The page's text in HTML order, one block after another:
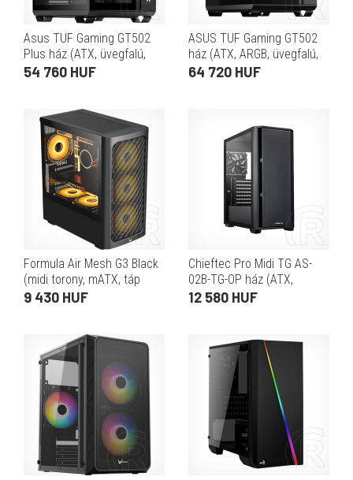
Asus TUF Gaming GT502
Plus ház (ATX, üvegfalú,
fekete)
54 760 HUF
ASUS TUF Gaming GT502
ház (ATX, ARGB, üvegfalú,
tápegység nélkül, fekete)
64 720 HUF
Formula Air Mesh G3 Black
(midi torony, mATX, táp
nélkül, fekete-fehér)
9 430 HUF
Chieftec Pro Midi TG AS-
02B-TG-OP ház (ATX,
fekete)
12 580 HUF